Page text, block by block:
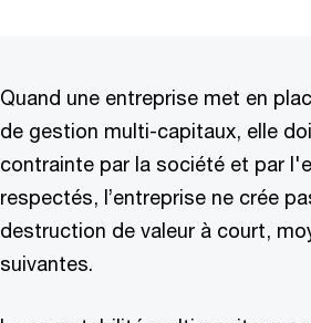
Quand une entreprise met en
de gestion multi-capitaux, elle
contrainte par la société et par
respectés, l’entreprise ne crée
destruction de valeur à court,
suivantes.